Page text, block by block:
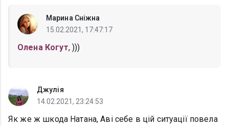
Марина Сніжна
15.02.2021, 17:47:17
Олена Когут, )))
Джулія
14.02.2021, 23:24:53
Як же ж шкода Натана, Аві себе в цій ситуації повела